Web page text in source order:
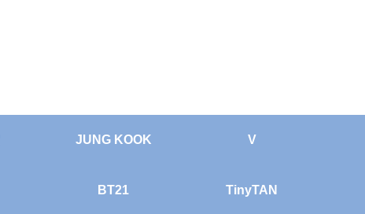
JUNG KOOK V
BT21 TinyTAN